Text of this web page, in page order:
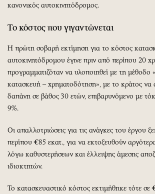
κανονικός αυτοκινητόδρομος.
Το κόστος που γιγαντώνεται
Η πρώτη σοβαρή εκτίμηση για το κόστος
αυτοκινητόδρομου έγινε πριν από περίπου 20
προγραμματιζόταν να υλοποιηθεί με τη μέθοδο
κατασκευή – χρηματοδότηση», με το κράτος να
δαπάνη σε βάθος 30 ετών, επιβαρυνόμενο με
9%.
Οι απαλλοτριώσεις για τις ανάγκες του έργου
περίπου €85 εκατ., για να εκτοξευθούν
λόγω καθυστερήσεων και έλλειψης άμεσης
ιδιοκτητών.
Το κατασκευαστικό κόστος εκτιμήθηκε τότε σε